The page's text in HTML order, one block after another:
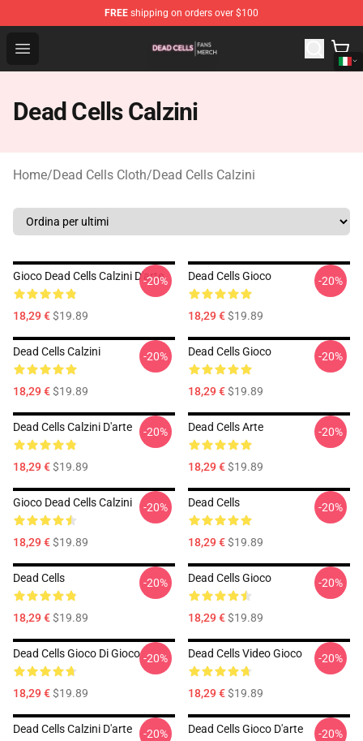
FREE shipping on orders over $100
Open menu
Dead Cells Shop - Official Dead Cells Merchandise Store
Dead Cells Calzini
Home/Dead Cells Cloth/Dead Cells Calzini
Gioco Dead Cells Calzini D'arte
18,29 €$19.89
-20% Dead Cells Gioco
18,29 €$19.89
-20%
Dead Cells Calzini
18,29 €$19.89
-20% Dead Cells Gioco
18,29 €$19.89
-20%
Dead Cells Calzini D'arte
18,29 €$19.89
-20% Dead Cells Arte
18,29 €$19.89
-20%
Gioco Dead Cells Calzini
18,29 €$19.89
-20% Dead Cells
18,29 €$19.89
-20%
Dead Cells
18,29 €$19.89
-20% Dead Cells Gioco
18,29 €$19.89
-20%
Dead Cells Gioco Di Gioco
18,29 €$19.89
-20% Dead Cells Video Gioco
18,29 €$19.89
-20%
Dead Cells Calzini D'arte -20% Dead Cells Gioco D'arte -20%